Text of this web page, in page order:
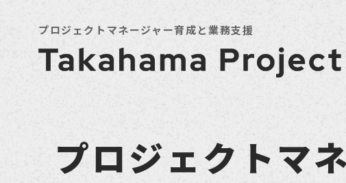
プロジェクトマネージャー育成と業務支援
プロジェクトマ